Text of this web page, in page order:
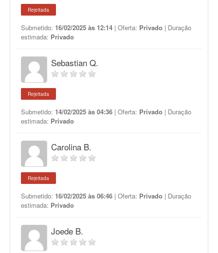
Rejeitada
Submetido: 16/02/2025 às 12:14 | Oferta: Privado | Duração
estimada: Privado
Sebastian Q.
Rejeitada
Submetido: 14/02/2025 às 04:36 | Oferta: Privado | Duração
estimada: Privado
Carolina B.
Rejeitada
Submetido: 16/02/2025 às 06:46 | Oferta: Privado | Duração
estimada: Privado
Joede B.